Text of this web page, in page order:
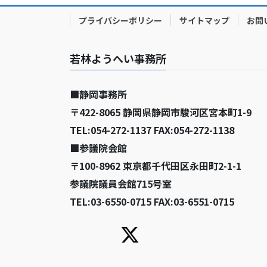
プライバシーポリシー サイトマップ お問
若林ようへい事務所
■静岡事務所
〒422-8065 静岡県静岡市駿河区宮本町1-9
TEL:054-272-1137 FAX:054-272-1138
■参議院会館
〒100-8962 東京都千代田区永田町2-1-1
参議院議員会館715号室
TEL:03-6550-0715 FAX:03-6551-0715